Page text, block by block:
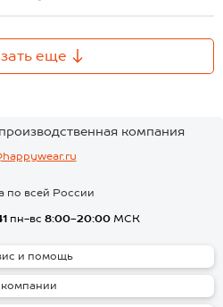
еще
компания
по всей России
пн-вс 8:00-20:00 МСК
и помощь